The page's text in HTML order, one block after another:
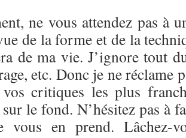
ne vous attendez pas à
de la forme et de la
de ma vie. J’ignore tout
etc. Donc je ne réclame
critiques les plus
le fond. N’hésitez pas à
vous en prend. Lâchez-